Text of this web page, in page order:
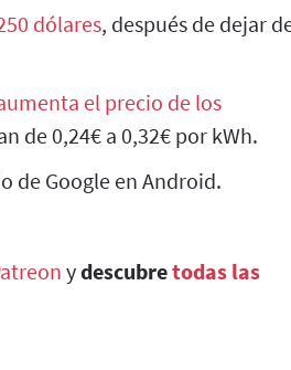
dólares, después de dejar
el precio de los
de 0,24€ a 0,32€ por kWh.
de Google en Android.
ydescubretodas las